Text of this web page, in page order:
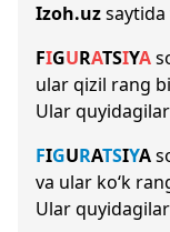
Izoh.uzsaytida
FIGURATSIYA
ular qizil rang
Ular
FIGURATSIYA
va ular ko‘k
Ular